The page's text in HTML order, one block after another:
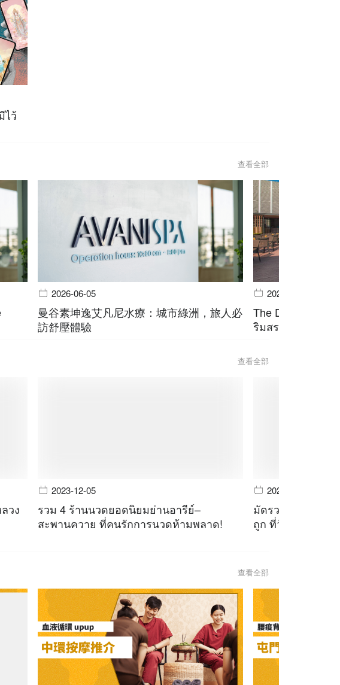
ไว้
查看全部
2026-06-05
曼谷素坤逸艾凡尼水療：城市綠洲，旅人必
訪舒壓體驗
2026-06-05
The Deck @
ริมสระ สุขุมวิท บ
查看全部
วง
2023-12-05
รวม 4 ร้านนวดยอดนิยมย่านอารีย์–
สะพานควาย ที่คนรักการนวดห้ามพลาด!
2023-11-28
มัดรวม 4 ร้านนว
ถูก ที่วัยรุ่นตัวตึงไ
查看全部